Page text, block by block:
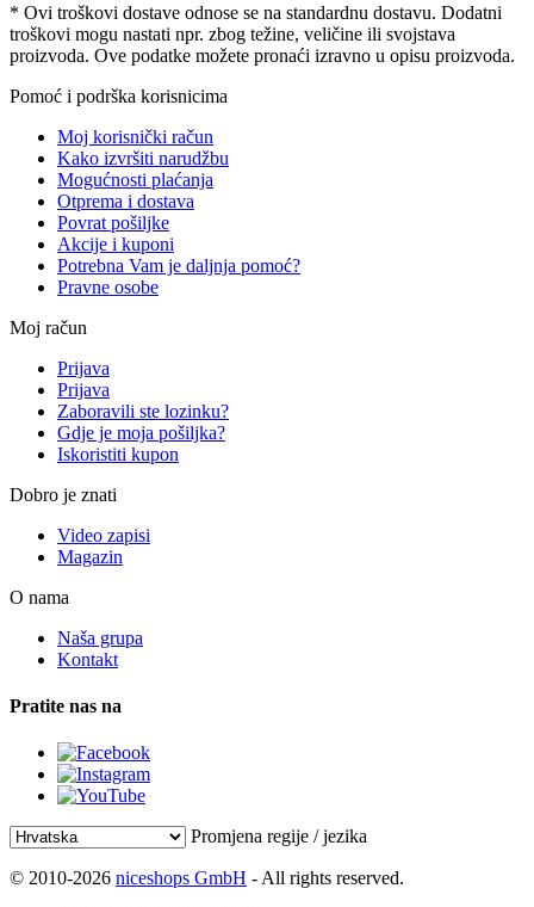
* Ovi troškovi dostave odnose se na standardnu ​​dostavu. Dodatni
troškovi mogu nastati npr. zbog težine, veličine ili svojstava
proizvoda. Ove podatke možete pronaći izravno u opisu proizvoda.
Pomoć i podrška korisnicima
Moj korisnički račun
Kako izvršiti narudžbu
Mogućnosti plaćanja
Otprema i dostava
Povrat pošiljke
Akcije i kuponi
Potrebna Vam je daljnja pomoć?
Pravne osobe
Moj račun
Prijava
Prijava
Zaboravili ste lozinku?
Gdje je moja pošiljka?
Iskoristiti kupon
Dobro je znati
Video zapisi
Magazin
O nama
Naša grupa
Kontakt
Pratite nas na
Promjena regije / jezika
© 2010-2026 niceshops GmbH - All rights reserved.